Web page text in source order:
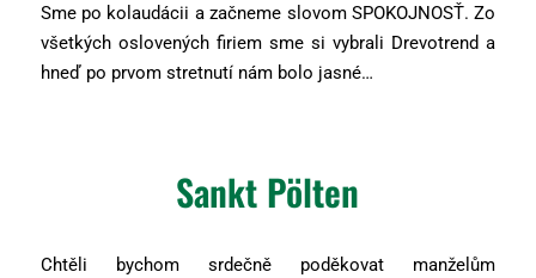
Sme po kolaudácii a začneme slovom SPOKOJNOSŤ. Zo
všetkých oslovených firiem sme si vybrali Drevotrend a
hneď po prvom stretnutí nám bolo jasné…
Sankt Pölten
Chtěli bychom srdečně poděkovat manželům